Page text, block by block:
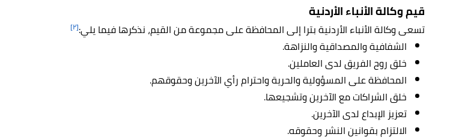
قيم وكالة الأنباء الأردنية
تسعى وكالة الأنباء الأردنية بترا إلى المحافظة على مجموعة من القيم، نذكرها فيما يلي:[٢]
الشفافية والمصداقية والنزاهة.
خلق روح الفريق لدى العاملين.
المحافظة على المسؤولية والحرية واحترام رأي الآخرين وحقوقهم.
خلق الشراكات مع الآخرين وتشجيعها.
تعزيز الإبداع لدى الآخرين.
الالتزام بقوانين النشر وحقوقه.